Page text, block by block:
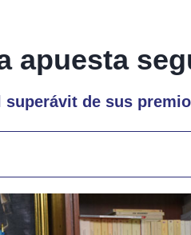
apuesta
de sus